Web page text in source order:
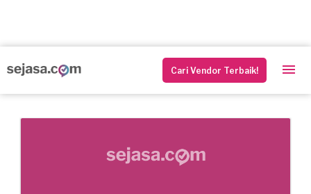
Cari Vendor Terbaik!